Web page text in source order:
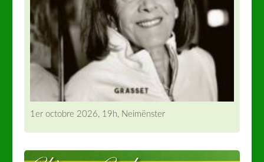
1er octobre 2026, 19h, Neimënster